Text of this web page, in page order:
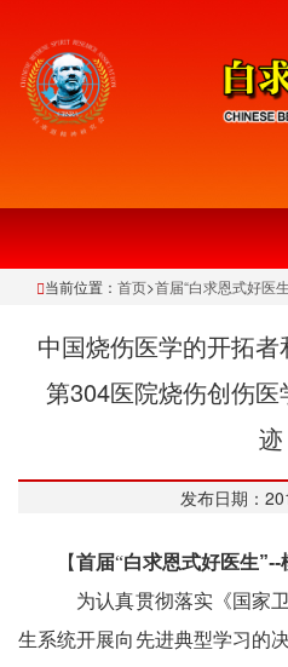
当前位置： 首页>首届“白求恩式好医
中国烧伤医学的开拓
第304医院烧伤创伤
迹
发布日期：
【首届“白求恩式好医生”--
为认真贯彻落实《国家
生系统开展向先进典型学习的